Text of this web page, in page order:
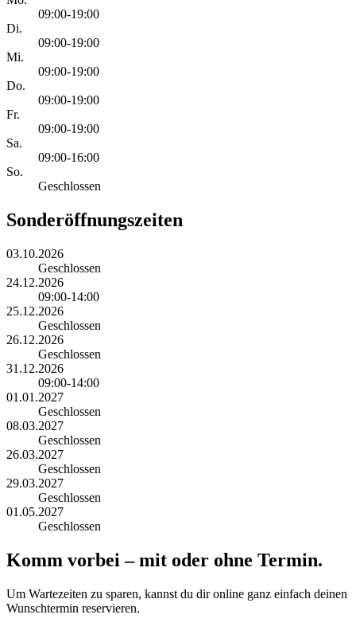
09:00-19:00
Di.
09:00-19:00
Mi.
09:00-19:00
Do.
09:00-19:00
Fr.
09:00-19:00
Sa.
09:00-16:00
So.
Geschlossen
Sonderöffnungszeiten
03.10.2026
Geschlossen
24.12.2026
09:00-14:00
25.12.2026
Geschlossen
26.12.2026
Geschlossen
31.12.2026
09:00-14:00
01.01.2027
Geschlossen
08.03.2027
Geschlossen
26.03.2027
Geschlossen
29.03.2027
Geschlossen
01.05.2027
Geschlossen
Komm vorbei – mit oder ohne Termin.
Um Wartezeiten zu sparen, kannst du dir online ganz einfach deinen
Wunschtermin reservieren.